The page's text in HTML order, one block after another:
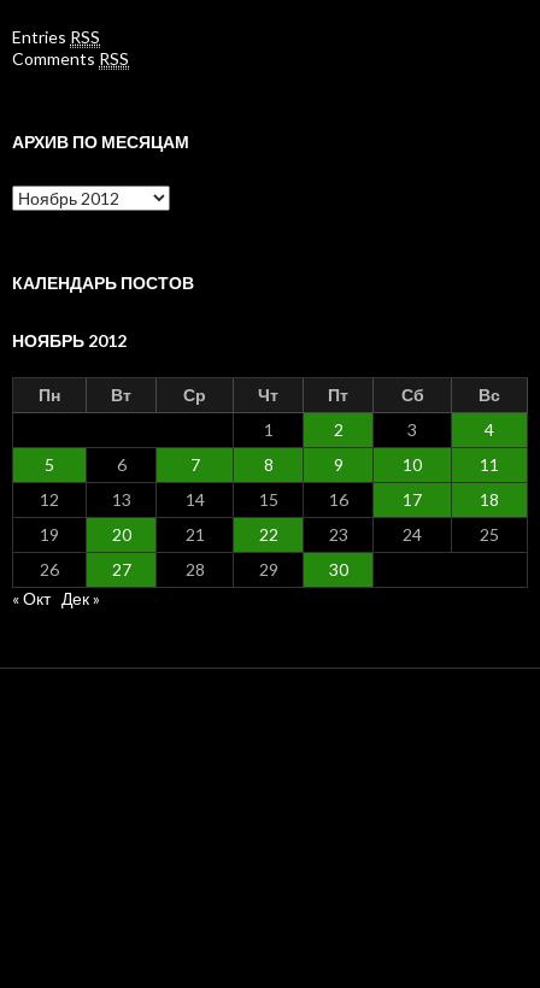
Entries RSS
Comments RSS
АРХИВ ПО МЕСЯЦАМ
Архив
по
КАЛЕНДАРЬ ПОСТОВ
НОЯБРЬ 2012
Пн Вт Ср Чт Пт Сб
Вс
1
2 3
4
5
6 7 8 9 10
11
12
13 14 15 16 17
18
19
20 21 22 23 24
25
26
27 28 29
30
« Окт Дек »